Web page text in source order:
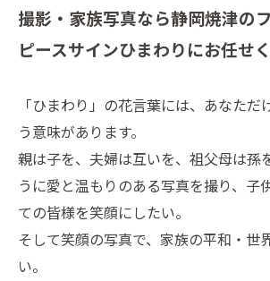
撮影・家族写真なら静岡焼津の
ピースサインひまわりにお任せ
「ひまわり」の花言葉には、あなただ
う意味があります。
親は子を、夫婦は互いを、祖父母は孫
うに愛と温もりのある写真を撮り、子
ての皆様を笑顔にしたい。
そして笑顔の写真で、家族の平和・世
い。